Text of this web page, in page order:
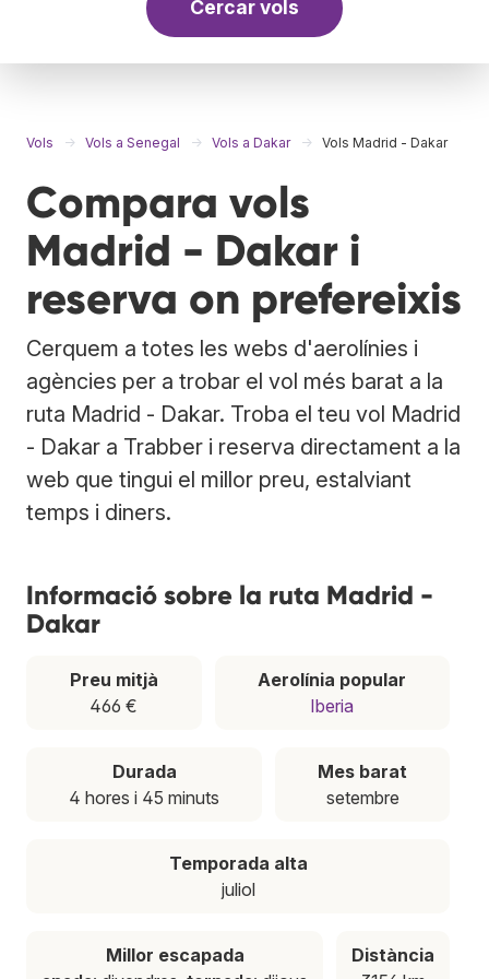
Cercar vols
Vols Vols a Senegal Vols a Dakar Vols Madrid - Dakar
Compara vols
Madrid - Dakar i
reserva on prefereixis
Cerquem a totes les webs d'aerolínies i
agències per a trobar el vol més barat a la
ruta Madrid - Dakar. Troba el teu vol Madrid
- Dakar a Trabber i reserva directament a la
web que tingui el millor preu, estalviant
temps i diners.
Informació sobre la ruta Madrid -
Dakar
Preu mitjà
466 €
Aerolínia popular
Iberia
Durada
4 hores i 45 minuts
Mes barat
setembre
Temporada alta
juliol
Millor escapada
Distància